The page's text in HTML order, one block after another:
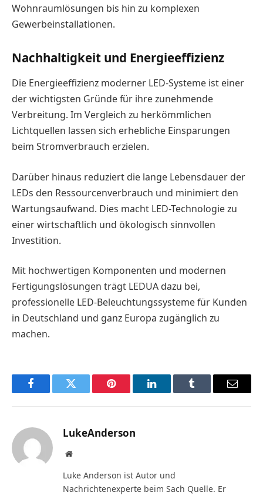
Wohnraumlösungen bis hin zu komplexen
Gewerbeinstallationen.
Nachhaltigkeit und Energieeffizienz
Die Energieeffizienz moderner LED-Systeme ist einer
der wichtigsten Gründe für ihre zunehmende
Verbreitung. Im Vergleich zu herkömmlichen
Lichtquellen lassen sich erhebliche Einsparungen
beim Stromverbrauch erzielen.
Darüber hinaus reduziert die lange Lebensdauer der
LEDs den Ressourcenverbrauch und minimiert den
Wartungsaufwand. Dies macht LED-Technologie zu
einer wirtschaftlich und ökologisch sinnvollen
Investition.
Mit hochwertigen Komponenten und modernen
Fertigungslösungen trägt LEDUA dazu bei,
professionelle LED-Beleuchtungssysteme für Kunden
in Deutschland und ganz Europa zugänglich zu
machen.
FacebookTwitter Pinterest LinkedInTumblr Email
LukeAnderson
Website
Luke Anderson ist Autor und
Nachrichtenexperte beim Sach Quelle. Er